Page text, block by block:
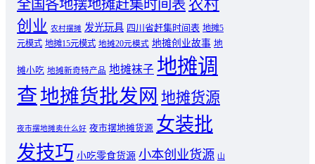
全国各地摆地摊赶集时间表 农村
创业 农村摆摊 发光玩具 四川省赶集时间表 地摊5
元模式 地摊15元模式 地摊20元模式 地摊创业故事 地
摊小吃 地摊新奇特产品 地摊袜子 地摊调
查地摊货批发网 地摊货源
夜市摆地摊卖什么好 夜市摆地摊货源 女装批
发技巧 小吃零食货源 小本创业货源 山